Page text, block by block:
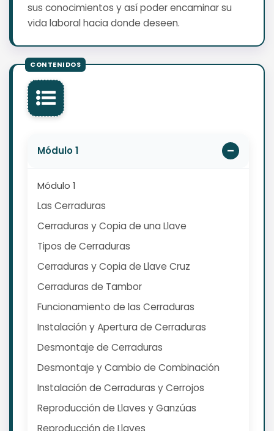
sus conocimientos y así poder encaminar su
vida laboral hacia donde deseen.
Módulo 1
Módulo 1
Las Cerraduras
Cerraduras y Copia de una Llave
Tipos de Cerraduras
Cerraduras y Copia de Llave Cruz
Cerraduras de Tambor
Funcionamiento de las Cerraduras
Instalación y Apertura de Cerraduras
Desmontaje de Cerraduras
Desmontaje y Cambio de Combinación
Instalación de Cerraduras y Cerrojos
Reproducción de Llaves y Ganzúas
Reproducción de Llaves